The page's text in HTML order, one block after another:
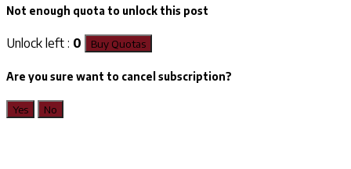
Not enough quota to unlock this post
Unlock left : 0 Buy Quotas
Are you sure want to cancel subscription?
Yes No